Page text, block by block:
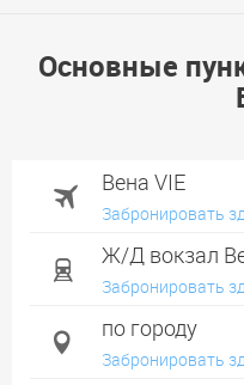
Основные
Вена VIE
Забронировать
Ж/Д вокзал
Забронировать
по городу
Забронировать